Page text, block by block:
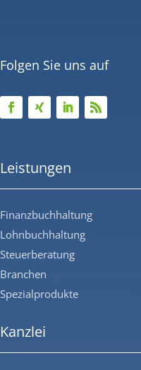
Folgen Sie uns auf
Leistungen
Finanzbuchhaltung
Lohnbuchhaltung
Steuerberatung
Branchen
Spezialprodukte
Kanzlei